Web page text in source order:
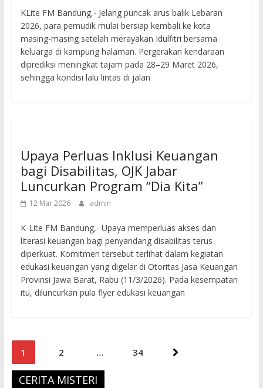
KLite FM Bandung,- Jelang puncak arus balik Lebaran
2026, para pemudik mulai bersiap kembali ke kota
masing-masing setelah merayakan Idulfitri bersama
keluarga di kampung halaman. Pergerakan kendaraan
diprediksi meningkat tajam pada 28–29 Maret 2026,
sehingga kondisi lalu lintas di jalan
Upaya Perluas Inklusi Keuangan
bagi Disabilitas, OJK Jabar
Luncurkan Program “Dia Kita”
12 Mar 2026 admin
K-Lite FM Bandung,- Upaya memperluas akses dan
literasi keuangan bagi penyandang disabilitas terus
diperkuat. Komitmen tersebut terlihat dalam kegiatan
edukasi keuangan yang digelar di Otoritas Jasa Keuangan
Provinsi Jawa Barat, Rabu (11/3/2026). Pada kesempatan
itu, diluncurkan pula flyer edukasi keuangan
Posts
pagination
1 2 … 34
CERITA MISTERI